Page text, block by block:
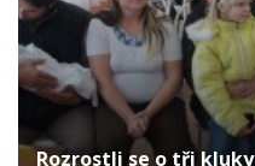
Rozrostli se o tři kluky